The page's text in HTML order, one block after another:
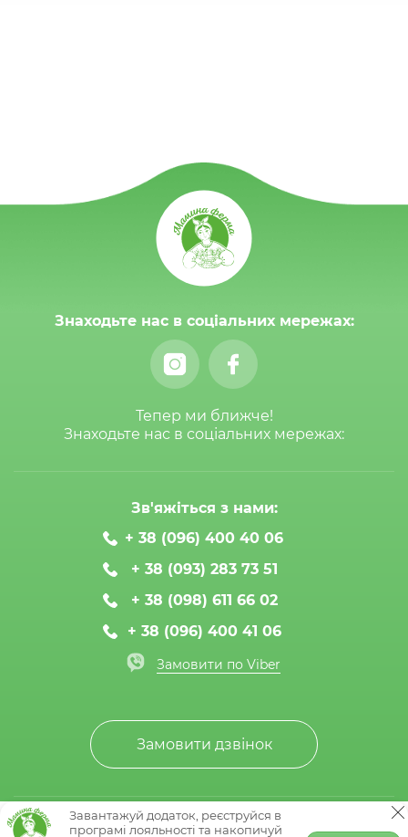
Знаходьте нас в соціальних мережах:
Тепер ми ближче!
Знаходьте нас в соціальних мережах:
Зв'яжіться з нами:
+ 38 (096) 400 40 06
+ 38 (093) 283 73 51
+ 38 (098) 611 66 02
+ 38 (096) 400 41 06
Замовити по Viber
Замовити дзвінок
© Мамина ферма 2020-2026
Завантажуй додаток, реєструйся в
програмі лояльності та накопичуй